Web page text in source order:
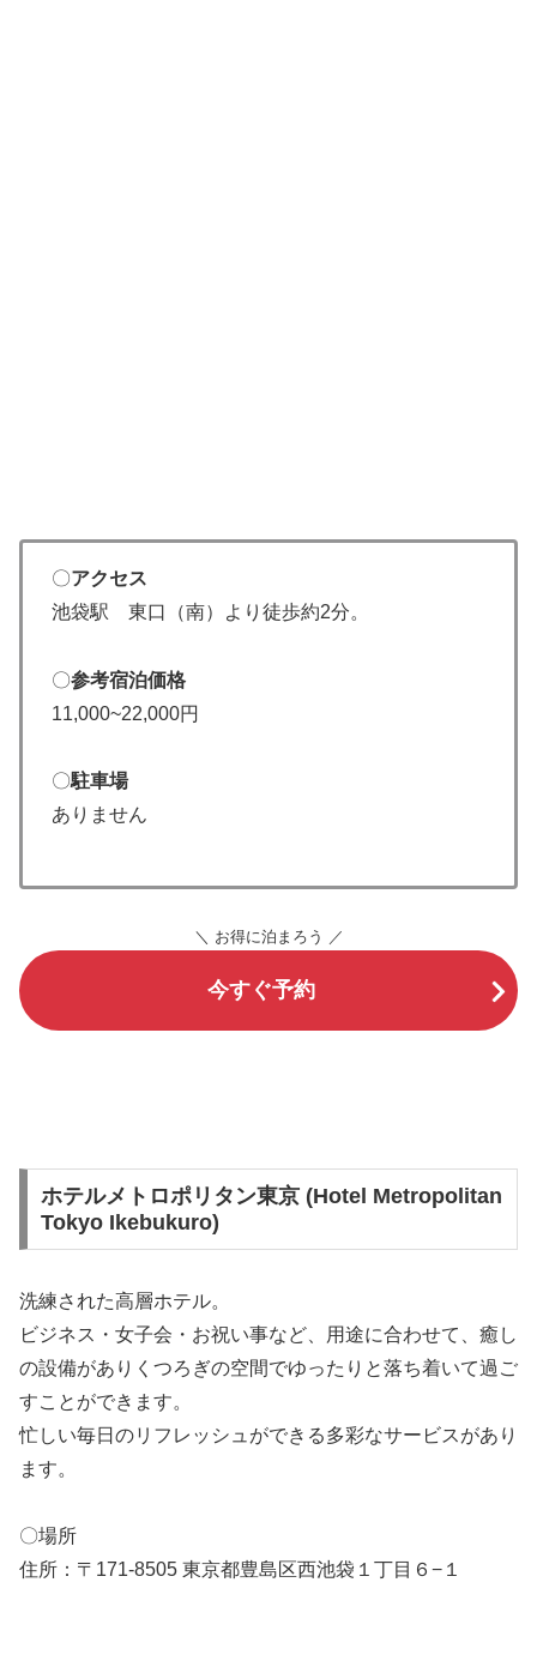
〇アクセス
池袋駅 東口（南）より徒歩約2分。
〇参考宿泊価格
11,000~22,000円
〇駐車場
ありません
＼ お得に泊まろう ／
今すぐ予約
ホテルメトロポリタン東京 (Hotel Metropolitan
Tokyo Ikebukuro)
洗練された高層ホテル。
ビジネス・女子会・お祝い事など、用途に合わせて、癒し
の設備がありくつろぎの空間でゆったりと落ち着いて過ご
すことができます。
忙しい毎日のリフレッシュができる多彩なサービスがあり
ます。
〇場所
住所：〒171-8505 東京都豊島区西池袋１丁目６−１